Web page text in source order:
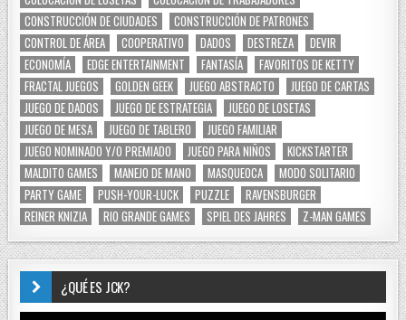
CONSTRUCCIÓN DE CIUDADES
CONSTRUCCIÓN DE PATRONES
CONTROL DE ÁREA
COOPERATIVO DADOS DESTREZA
DEVIR
ECONOMÍA
EDGE ENTERTAINMENT FANTASÍA
FAVORITOS DE KETTY
FRACTAL JUEGOS
GOLDEN GEEK JUEGO ABSTRACTO
JUEGO DE CARTAS
JUEGO DE DADOS
JUEGO DE ESTRATEGIA
JUEGO DE LOSETAS
JUEGO DE MESA
JUEGO DE TABLERO
JUEGO FAMILIAR
JUEGO NOMINADO Y/O PREMIADO
JUEGO PARA NIÑOS
KICKSTARTER
MALDITO GAMES
MANEJO DE MANO MASQUEOCA
MODO SOLITARIO
PARTY GAME
PUSH-YOUR-LUCK PUZZLE
RAVENSBURGER
REINER KNIZIA
RIO GRANDE GAMES SPIEL DES JAHRES Z-MAN GAMES
¿QUÉ ES JCK?